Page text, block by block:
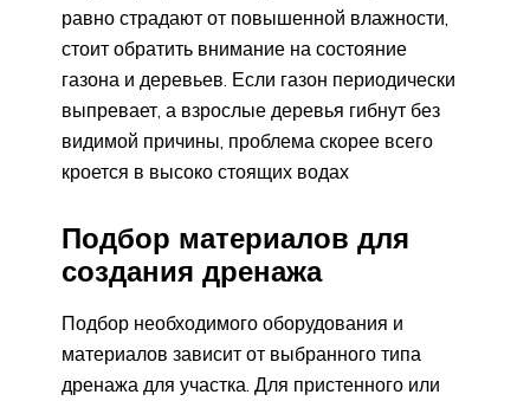
равно страдают от повышенной влажности,
стоит обратить внимание на состояние
газона и деревьев. Если газон периодически
выпревает, а взрослые деревья гибнут без
видимой причины, проблема скорее всего
кроется в высоко стоящих водах
Подбор материалов для
создания дренажа
Подбор необходимого оборудования и
материалов зависит от выбранного типа
дренажа для участка. Для пристенного или